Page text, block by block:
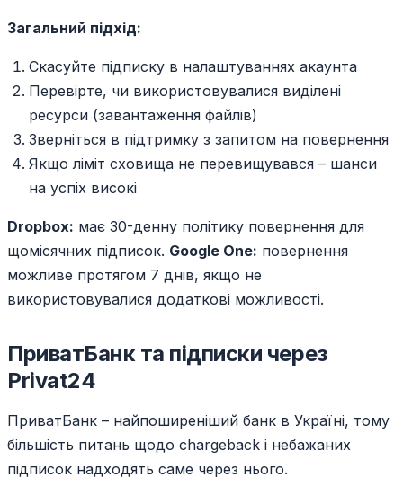
Загальний підхід:
Скасуйте підписку в налаштуваннях акаунта
Перевірте, чи використовувалися виділені
ресурси (завантаження файлів)
Зверніться в підтримку з запитом на повернення
Якщо ліміт сховища не перевищувався – шанси
на успіх високі
Dropbox: має 30-денну політику повернення для
щомісячних підписок. Google One: повернення
можливе протягом 7 днів, якщо не
використовувалися додаткові можливості.
ПриватБанк та підписки через
Privat24
ПриватБанк – найпоширеніший банк в Україні, тому
більшість питань щодо chargeback і небажаних
підписок надходять саме через нього.